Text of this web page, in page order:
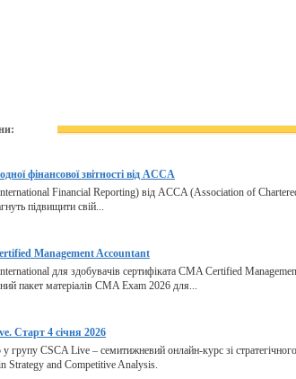
фінансової звітності від ACCA
Financial Reporting) від ACCA (Association of
підвищити свій...
Management Accountant
для здобувачів сертифіката CMA Certified
пакет матеріалів CMA Exam 2026 для...
Старт 4 січня 2026
CSCA Live – семитижневий онлайн-курс зі
Strategy and Competitive Analysis.